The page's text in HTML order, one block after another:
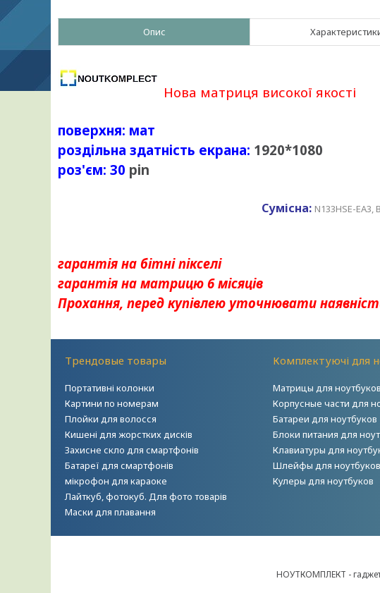
Опис
Нова матриця високої якості
поверхня: мат
роздільна здатність екрана: 1920*1080
роз'єм: 30 pin
Сумісна: N133HSE-EA3,
гарантія на бітні пікселі
гарантія на матрицю 6 місяців
Прохання, перед купівлею уточнювати
Трендовые товары
Портативні колонки
Картини по номерам
Плойки для волосся
Кишені для жорстких дисків
Захисне скло для смартфонів
Батареї для смартфонів
мікрофон для караоке
Лайткуб, фотокуб. Для фото товарів
Маски для плавання
Комплектуючі для
Матрицы для ноутбуков
Корпусные части для
Батареи для ноутбуков
Блоки питания для
Клавиатуры для
Шлейфы для ноутбуков
Кулеры для ноутбуков